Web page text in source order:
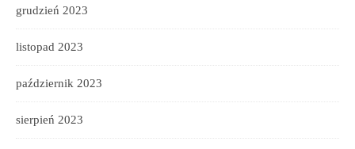
grudzień 2023
listopad 2023
październik 2023
sierpień 2023